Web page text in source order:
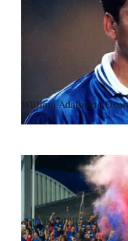
William Adalberto